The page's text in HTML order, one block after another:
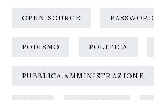
OPEN SOURCE PASSWORD
PODISMO POLITICA
PUBBLICA AMMINISTRAZIONE